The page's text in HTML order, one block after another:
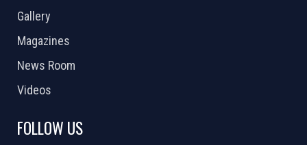
Gallery
Magazines
News Room
Videos
FOLLOW US